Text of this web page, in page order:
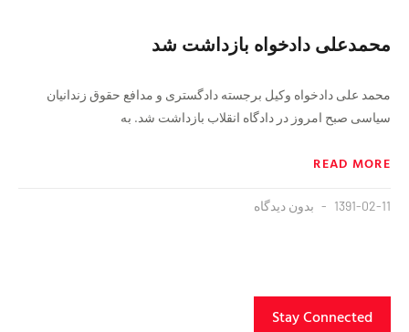
محمدعلی دادخواه بازداشت شد
محمد علی دادخواه وکیل برجسته دادگستری و مدافع حقوق زندانیان
سیاسی صبح امروز در دادگاه انقلاب بازداشت شد. به
READ MORE
1391-02-11 بدون دیدگاه
Stay Connected